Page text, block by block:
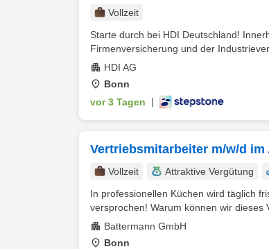
Vollzeit
Starte durch bei HDI Deutschland!
Firmenversicherung und der
HDI AG
Bonn
vor 3 Tagen
Vertriebsmitarbeiter m/w/d
Vollzeit Attraktive Vergütung
In professionellen Küchen wird täglich
versprochen! Warum können wir dieses
Battermann GmbH
Bonn